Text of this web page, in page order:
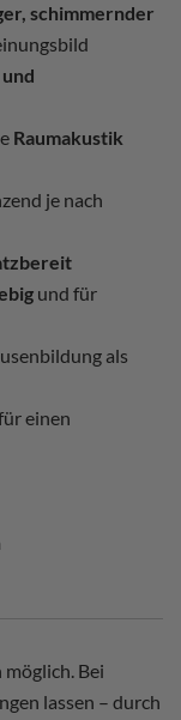
schimmernder
Raumakustik
je nach
und für
als
einen
Bei
lassen – durch